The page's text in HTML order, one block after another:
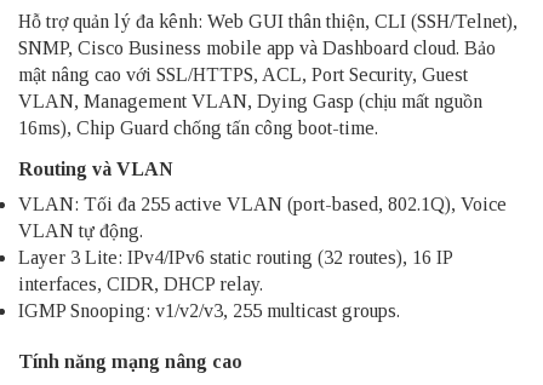
Hỗ trợ quản lý đa kênh: Web GUI thân thiện, CLI (SSH/Telnet),
SNMP, Cisco Business mobile app và Dashboard cloud. Bảo
mật nâng cao với SSL/HTTPS, ACL, Port Security, Guest
VLAN, Management VLAN, Dying Gasp (chịu mất nguồn
16ms), Chip Guard chống tấn công boot-time.​
Routing và VLAN
VLAN: Tối đa 255 active VLAN (port-based, 802.1Q), Voice
VLAN tự động.
Layer 3 Lite: IPv4/IPv6 static routing (32 routes), 16 IP
interfaces, CIDR, DHCP relay.
IGMP Snooping: v1/v2/v3, 255 multicast groups.​
Tính năng mạng nâng cao